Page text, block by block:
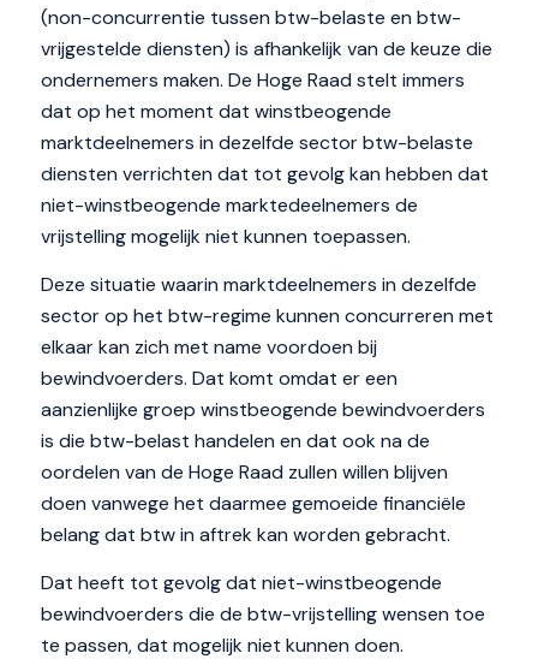
(non-concurrentie tussen btw-belaste en btw-
vrijgestelde diensten) is afhankelijk van de keuze die
ondernemers maken. De Hoge Raad stelt immers
dat op het moment dat winstbeogende
marktdeelnemers in dezelfde sector btw-belaste
diensten verrichten dat tot gevolg kan hebben dat
niet-winstbeogende marktedeelnemers de
vrijstelling mogelijk niet kunnen toepassen.
Deze situatie waarin marktdeelnemers in dezelfde
sector op het btw-regime kunnen concurreren met
elkaar kan zich met name voordoen bij
bewindvoerders. Dat komt omdat er een
aanzienlijke groep winstbeogende bewindvoerders
is die btw-belast handelen en dat ook na de
oordelen van de Hoge Raad zullen willen blijven
doen vanwege het daarmee gemoeide financiële
belang dat btw in aftrek kan worden gebracht.
Dat heeft tot gevolg dat niet-winstbeogende
bewindvoerders die de btw-vrijstelling wensen toe
te passen, dat mogelijk niet kunnen doen.